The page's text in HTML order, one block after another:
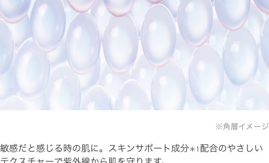
※角層イメージ
敏感だと感じる時の肌に。スキンサポート成分＊1 配合のやさしい